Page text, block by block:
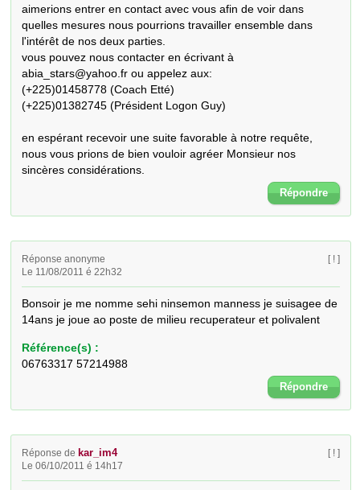
aimerions entrer en contact avec vous afin de voir dans
quelles mesures nous pourrions travailler ensemble dans
l'intérêt de nos deux parties.
vous pouvez nous contacter en écrivant à
abia_stars@yahoo.fr ou appelez aux:
(+225)01458778 (Coach Etté)
(+225)01382745 (Président Logon Guy)
en espérant recevoir une suite favorable à notre requête,
nous vous prions de bien vouloir agréer Monsieur nos
sincères considérations.
Répondre
Réponse anonyme
Le 11/08/2011 é 22h32
[ ! ]
Bonsoir je me nomme sehi ninsemon manness je suisagee de
14ans je joue ao poste de milieu recuperateur et polivalent
Référence(s) :
06763317 57214988
Répondre
Réponse de kar_im4
Le 06/10/2011 é 14h17
[ ! ]